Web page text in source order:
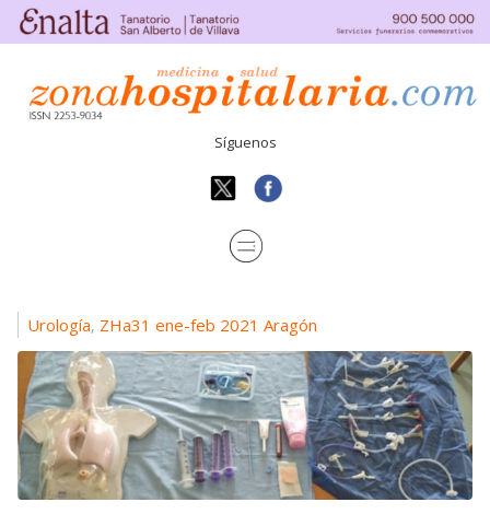
Síguenos
Urología, ZHa31 ene-feb 2021 Aragón